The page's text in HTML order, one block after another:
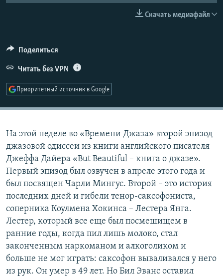
СОЦИАЛЬНЫЕ СЕТИ
Скачать медиафайл
Поделиться
Читать без VPN
Приоритетный источник в Google
На этой неделе во «Времени Джаза» второй эпизод
джазовой одиссеи из книги английского писателя
Джеффа Дайера «But Beautiful – книга о джазе».
Первый эпизод был озвучен в апреле этого года и
был посвящен Чарли Мингус. Второй – это история
последних дней и гибели тенор-саксофониста,
соперника Коулмена Хокинса – Лестера Янга.
Лестер, который все еще был посмешищем в
ранние годы, когда пил лишь молоко, стал
законченным наркоманом и алкоголиком и
больше не мог играть: саксофон вываливался у него
из рук. Он умер в 49 лет. Но Бил Эванс оставил